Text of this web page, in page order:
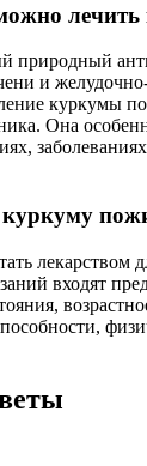
и
куркумы
Она
лекарством
входят